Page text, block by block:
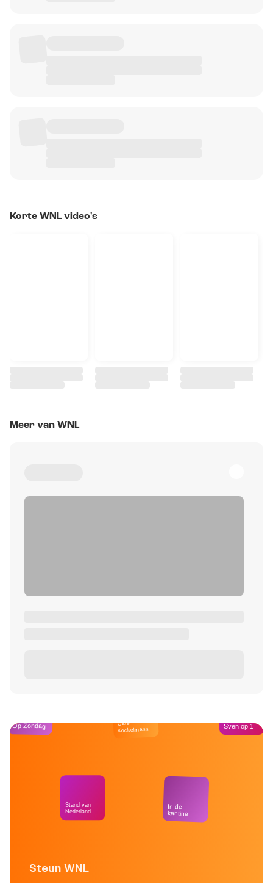
Korte WNL video's
Meer van WNL
Steun WNL
Op Zondag
Stand van
Nederland
Café
Kockelmann
In de
kantine
Sven op 1